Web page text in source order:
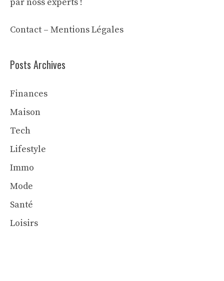
Contact – Mentions Légales
Posts Archives
Finances
Maison
Tech
Lifestyle
Immo
Mode
Santé
Loisirs